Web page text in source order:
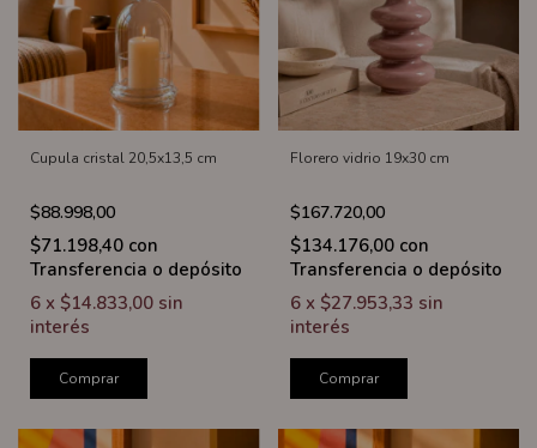
Cupula cristal 20,5x13,5 cm
$88.998,00
$71.198,40 con
Transferencia o depósito
6 x $14.833,00 sin
interés
Comprar
Florero vidrio 19x30 cm
$167.720,00
$134.176,00 con
Transferencia o depósito
6 x $27.953,33 sin
interés
Comprar